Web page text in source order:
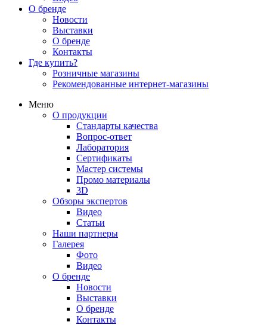
О бренде
Новости
Выставки
О бренде
Контакты
Где купить?
Розничные магазины
Рекомендованные интернет-магазины
Меню
О продукции
Стандарты качества
Вопрос-ответ
Лаборатория
Сертификаты
Мастер системы
Промо материалы
3D
Обзоры экспертов
Видео
Статьи
Наши партнеры
Галерея
Фото
Видео
О бренде
Новости
Выставки
О бренде
Контакты